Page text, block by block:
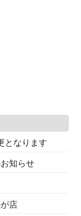
となります
知らせ
店